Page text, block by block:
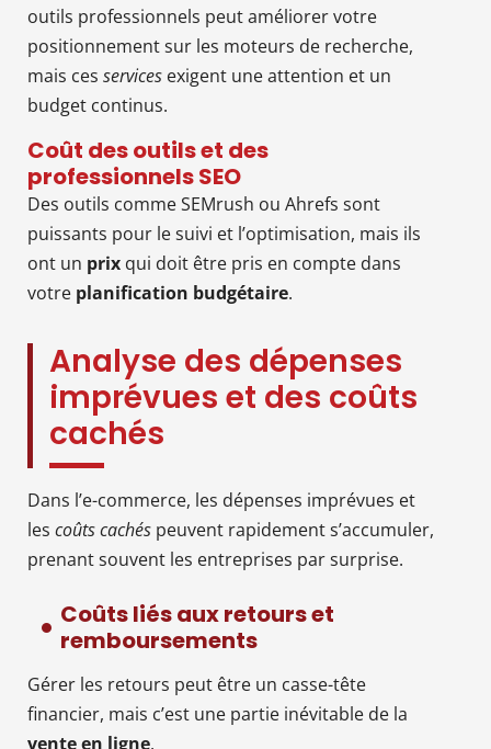
outils professionnels peut améliorer votre
positionnement sur les moteurs de recherche,
mais ces services exigent une attention et un
budget continus.
Coût des outils et des
professionnels SEO
Des outils comme SEMrush ou Ahrefs sont
puissants pour le suivi et l’optimisation, mais ils
ont un prix qui doit être pris en compte dans
votre planification budgétaire.
Analyse des dépenses
imprévues et des coûts
cachés
Dans l’e-commerce, les dépenses imprévues et
les coûts cachés peuvent rapidement s’accumuler,
prenant souvent les entreprises par surprise.
Coûts liés aux retours et
remboursements
Gérer les retours peut être un casse-tête
financier, mais c’est une partie inévitable de la
vente en ligne.